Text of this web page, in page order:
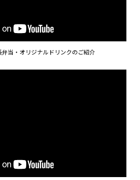
当・オリジナルドリンクのご紹介